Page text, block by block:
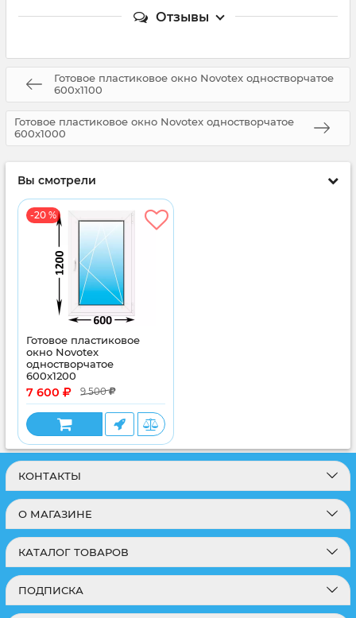
Отзывы
Готовое пластиковое окно Novotex одностворчатое
600x1100
Готовое пластиковое окно Novotex одностворчатое
600x1000
Вы смотрели
-20 %
Готовое пластиковое
окно Novotex
одностворчатое
600x1200
7 600 9 500
КОНТАКТЫ
О МАГАЗИНЕ
КАТАЛОГ ТОВАРОВ
ПОДПИСКА